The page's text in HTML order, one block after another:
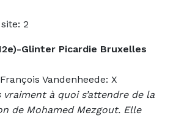
2
Glinter Picardie Bruxelles
Vandenheede: X
vraiment à quoi s’attendre de la
de Mohamed Mezgout. Elle